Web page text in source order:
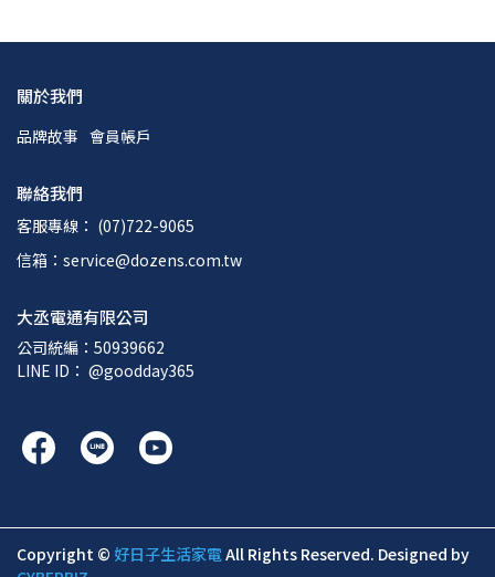
關於我們
品牌故事 會員帳戶
聯絡我們
客服專線： (07)722-9065
信箱：service@dozens.com.tw
大丞電通有限公司
公司統編：50939662
LINE ID： @goodday365
Copyright © 好日子生活家電All Rights Reserved. Designed by